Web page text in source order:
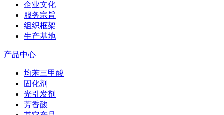
企业文化
服务宗旨
组织框架
生产基地
产品中心
均苯三甲酸
固化剂
光引发剂
芳香酸